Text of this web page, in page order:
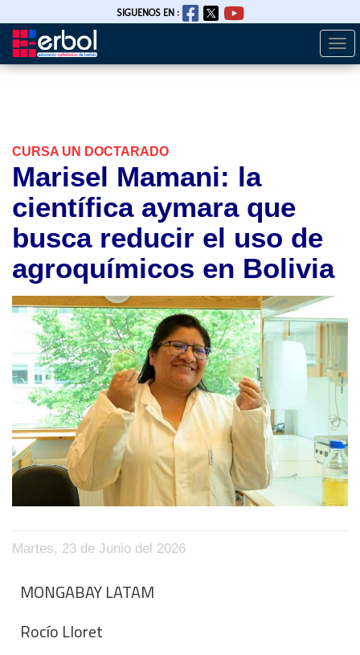
Pasar
SIGUENOS EN :
CURSA UN DOCTARADO
Marisel Mamani: la
científica aymara que
busca reducir el uso de
agroquímicos en Bolivia
Martes, 23 de Junio del 2026
MONGABAY LATAM
Rocío Lloret